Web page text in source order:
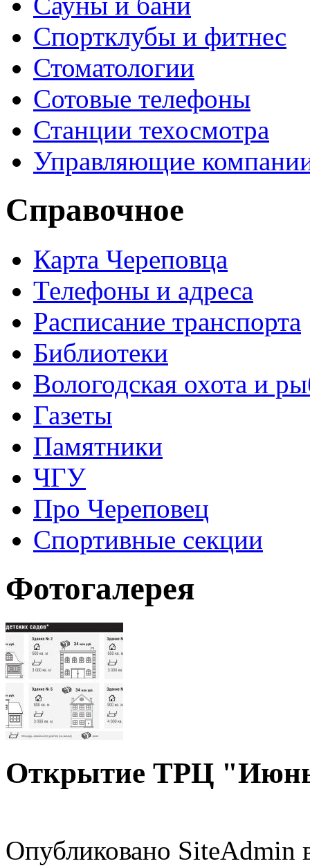
Спортклубы и фитнес
Стоматологии
Сотовые телефоны
Станции техосмотра
Управляющие
Справочное
Карта Череповца
Телефоны и адреса
Расписание транспорта
Библиотеки
Вологодская охота и
Газеты
Памятники
ЧГУ
Про Череповец
Спортивные секции
Фотогалерея
Открытие ТРЦ
Опубликовано SiteAdmin